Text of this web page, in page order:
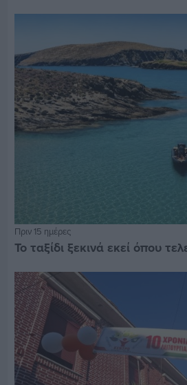
Πριν 15 ημέρες
Το ταξίδι ξεκινά εκεί όπου